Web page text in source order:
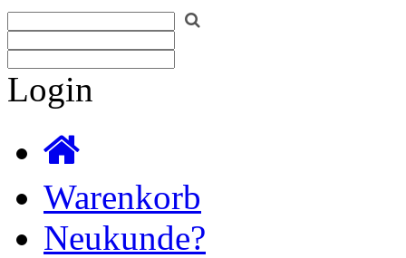
Login
Warenkorb
Neukunde?